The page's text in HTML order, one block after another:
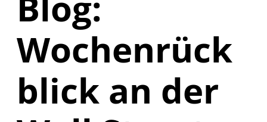
Wochenrück
blick an der